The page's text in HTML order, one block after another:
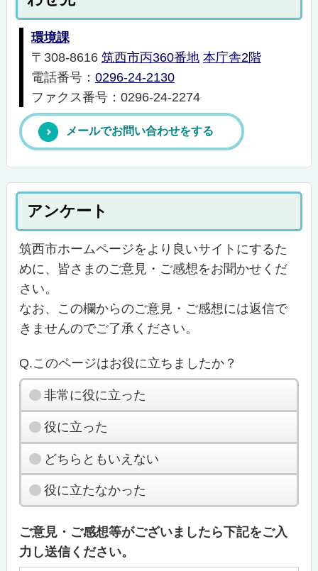
環境課
〒308-8616 筑西市丙360番地 本庁舎2階
電話番号： 0296-24-2130
ファクス番号：0296-24-2274
メールでお問い合わせをする
アンケート
筑西市ホームページをより良いサイトにするた
めに、皆さまのご意見・ご感想をお聞かせくだ
さい。
なお、この欄からのご意見・ご感想には返信で
きませんのでご了承ください。
Q.このページはお役に立ちましたか？
非常に役に立った
役に立った
どちらともいえない
役に立たなかった
ご意見・ご感想等がございましたら下記をご入
力し送信ください。